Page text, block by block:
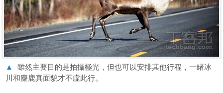
▲
雖然主要目的是拍攝極光，但也可以安排其他行程，一睹冰
川和麋鹿真面貌才不虛此行。